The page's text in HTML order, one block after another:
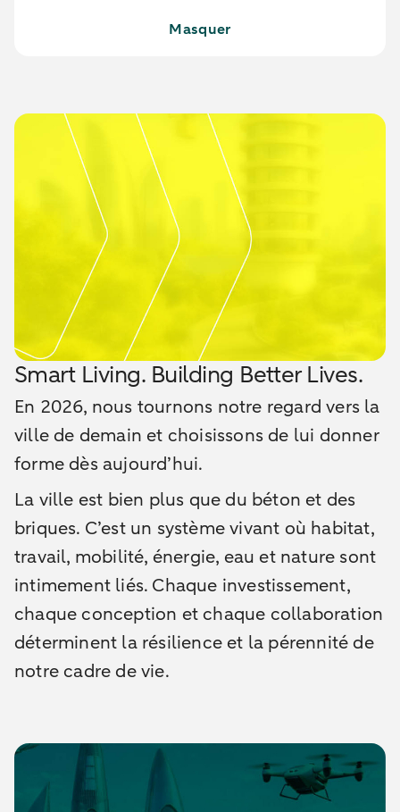
Masquer
Smart Living. Building Better Lives.
En 2026, nous tournons notre regard vers la
ville de demain et choisissons de lui donner
forme dès aujourd’hui.
La ville est bien plus que du béton et des
briques. C’est un système vivant où habitat,
travail, mobilité, énergie, eau et nature sont
intimement liés. Chaque investissement,
chaque conception et chaque collaboration
déterminent la résilience et la pérennité de
notre cadre de vie.